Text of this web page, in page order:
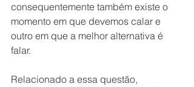
consequentemente também existe o
momento em que devemos calar e
outro em que a melhor alternativa é
falar.
Relacionado a essa questão,